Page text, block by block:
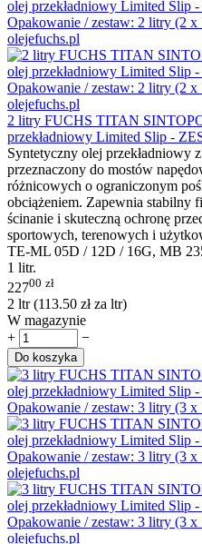
2 litry FUCHS TITAN
przekładniowy Limited Slip -
Syntetyczny olej przekładniowy
przeznaczony do mostów
różnicowych o ograniczonym
obciążeniem. Zapewnia stabilny
ścinanie i skuteczną ochronę
sportowych, terenowych i
TE-ML 05D / 12D / 16G, MB
1 litr.
22700 zł
2 ltr (113.50 złza ltr)
W magazynie
+
−
Do koszyka